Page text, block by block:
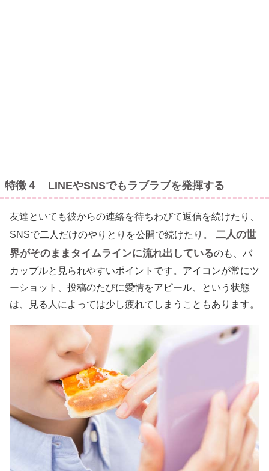
特徴４ LINEやSNSでもラブラブを発揮する
友達といても彼からの連絡を待ちわびて返信を続けたり、
SNSで二人だけのやりとりを公開で続けたり。
二人の世
界がそのままタイムラインに流れ出しているのも、バ
カップルと見られやすいポイントです。アイコンが常にツ
ーショット、投稿のたびに愛情をアピール、という状態
は、見る人によっては少し疲れてしまうこともあります。